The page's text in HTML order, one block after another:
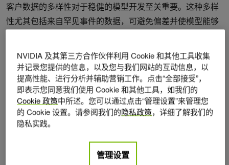
客户数据的多样性对于稳健的模型开发至关重要。这种多样
性尤其包括来自罕见事件的数据，可避免偏差并使模型能够
合规性
随着数据隐私保护意识的增强，越来越多的组织和政府颁布
规定来保护个人数据。例如，欧盟的通用数据保护条例
(GDPR) 和中国的 个人信息保护法(PIPL)。这些法规严格限
制了个人数据在不同地区之间的传输。
此外，还有行业特定的法律法规，如
NVIDIA 及其第三方合作伙伴利用 Cookie 和其他工具收集
并记录您提供的信息，以及您与我们网站的互动信息，以
提高性能、进行分析并辅助营销工作。点击“全部接受”，
即表示您同意我们使用 Cookie 和其他工具，如我们的
Cookie 政策中所述。您可以通过点击“管理设置”来管理您
的 Cookie 设置。请参阅我们的隐私政策，详细了解我们的
隐私实践。
管理设置